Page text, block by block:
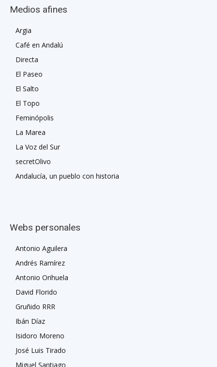
Medios afines
Argia
Café en Andalú
Directa
El Paseo
El Salto
El Topo
Feminópolis
La Marea
La Voz del Sur
secretOlivo
Andalucía, un pueblo con historia
Webs personales
Antonio Aguilera
Andrés Ramírez
Antonio Orihuela
David Florido
Gruñido RRR
Ibán Díaz
Isidoro Moreno
José Luis Tirado
Miguel Santiago